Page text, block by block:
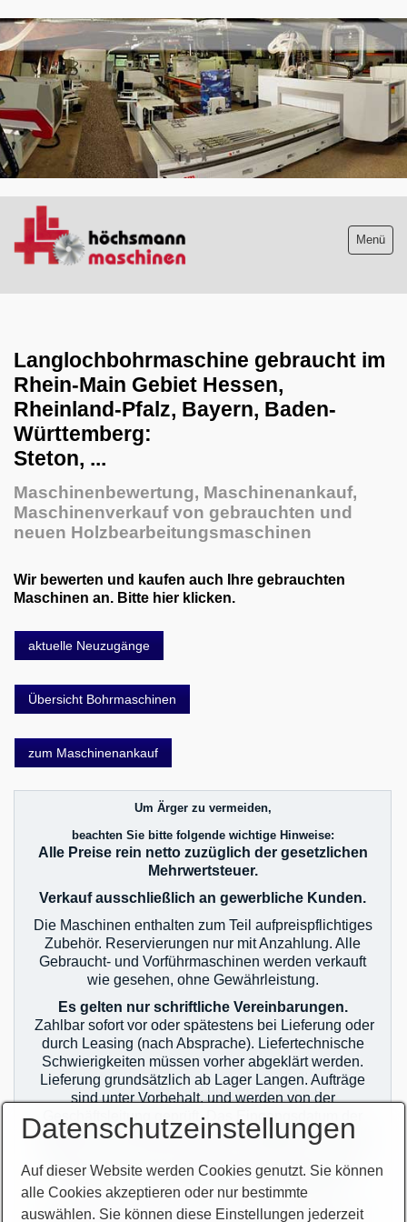
.
Menü
aktuelle Neuzugänge
Absauganlagen
Bohrmaschinen
Beschlagbohrmaschinen
Langlochbohrmaschinen
Lochreihenbohrmaschinen
Ständerbohrmaschinen
Brikettpresse & Hacker
Eisstrahlanlagen
Fräsmaschinen
Grill und Barbecue
Hobelmaschinen
Kaffeemaschinen
Kantenanleimmaschinen
kombinierte Maschinen
Kompressoren
Metallmaschinen
Pressen
Schleifmaschinen
Sägen
Gabelstapler Hubwagen Arbeitsbuehnen
Werkstattofen, Heizanlagen
Zerspanungs- & Elektrowerkzeuge
Langlochbohrmaschine gebraucht im
Rhein-Main Gebiet Hessen,
Rheinland-Pfalz, Bayern, Baden-​
Württemberg:
Steton, ...
Maschinenbewertung, Maschinenankauf,
Maschinenverkauf von gebrauchten und
neuen Holzbearbeitungsmaschinen
Wir bewerten und kaufen auch Ihre gebrauchten
Maschinen an. Bitte hier klicken.
aktuelle Neuzugänge
Übersicht Bohrmaschinen
zum Maschinenankauf
Um Ärger zu vermeiden,
beachten Sie bitte folgende wichtige Hinweise:
Alle Preise rein netto zuzüglich der gesetzlichen
Mehrwertsteuer.
Verkauf ausschließlich an gewerbliche Kunden.
Die Maschinen enthalten zum Teil aufpreispflichtiges
Zubehör. Reservierungen nur mit Anzahlung. Alle
Gebraucht- und Vorführmaschinen werden verkauft
wie gesehen, ohne Gewährleistung.
Es gelten nur schriftliche Vereinbarungen.
Zahlbar sofort vor oder spätestens bei Lieferung oder
durch Leasing (nach Absprache). Liefertechnische
Schwierigkeiten müssen vorher abgeklärt werden.
Lieferung grundsätzlich ab Lager Langen. Aufträge
sind unter Vorbehalt, und werden von der
Geschäftsleitung geprüft. Das Eingangsdatum der
Aufträge ist bei Mehrfachverkauf maßgebend. Es gilt
zahlungstechnischer Klärung! Im Übrigen gelten
unsere allgemeinen Geschäftsbedingungen.
Sie finden unsere AGB`s auf unserer Homepage im
Datenschutzeinstellungen
Auf dieser Website werden Cookies genutzt. Sie können
alle Cookies akzeptieren oder nur bestimmte
auswählen. Sie können diese Einstellungen jederzeit